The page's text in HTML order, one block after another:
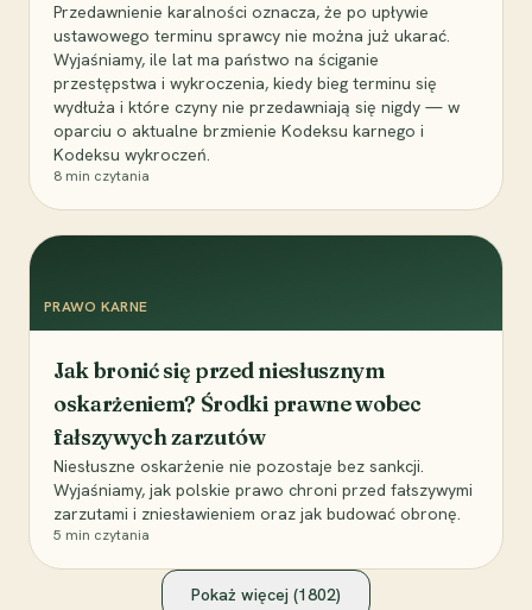
Przedawnienie karalności oznacza, że po upływie
ustawowego terminu sprawcy nie można już ukarać.
Wyjaśniamy, ile lat ma państwo na ściganie
przestępstwa i wykroczenia, kiedy bieg terminu się
wydłuża i które czyny nie przedawniają się nigdy — w
oparciu o aktualne brzmienie Kodeksu karnego i
Kodeksu wykroczeń.
8 min czytania
PRAWO KARNE
Jak bronić się przed niesłusznym
oskarżeniem? Środki prawne wobec
fałszywych zarzutów
Niesłuszne oskarżenie nie pozostaje bez sankcji.
Wyjaśniamy, jak polskie prawo chroni przed fałszywymi
zarzutami i zniesławieniem oraz jak budować obronę.
5 min czytania
Pokaż więcej (1802)